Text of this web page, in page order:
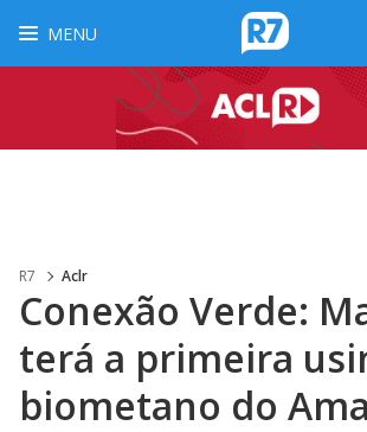
MENU
R7 Aclr
Conexão Verde:
terá a primeira
biometano do